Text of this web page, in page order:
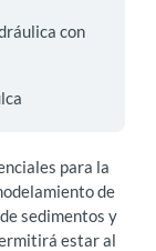
con
para la
de
sedimentos y
estar al